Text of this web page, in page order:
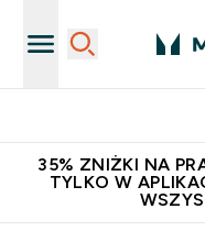
35% ZNIŻKI NA
TYLKO W